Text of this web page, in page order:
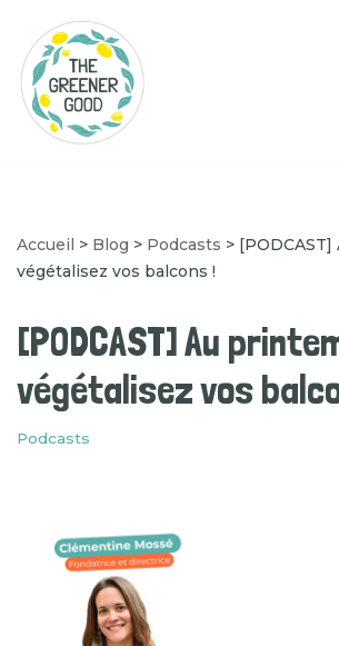
Aller
au
contenu
Accueil > Blog > Podcasts >
végétalisez vos balcons !
[PODCAST] Au
végétalisez vos
Podcasts